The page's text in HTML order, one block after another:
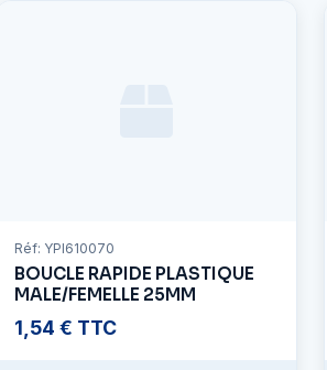
Réf: YPI610070
BOUCLE RAPIDE PLASTIQUE
MALE/FEMELLE 25MM
1,54 € TTC